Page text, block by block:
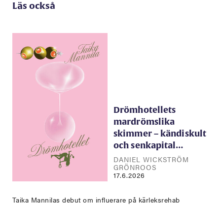
Läs också
Drömhotellets
mardrömslika
skimmer – kändiskult
och senkapital…
DANIEL WICKSTRÖM
GRÖNROOS
17.6.2026
Taika Mannilas debut om influerare på kärleksrehab